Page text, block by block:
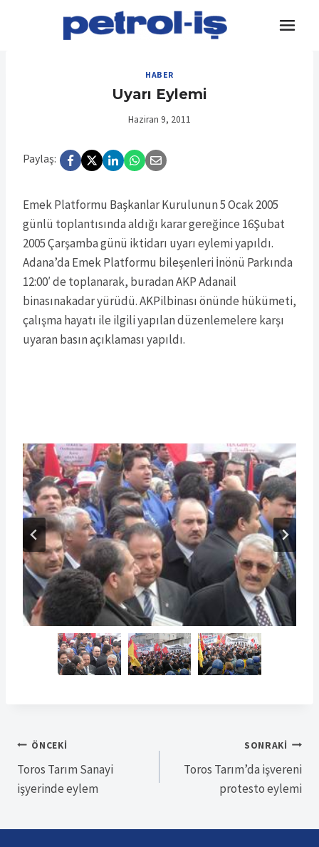
HABER
Uyarı Eylemi
Haziran 9, 2011
Paylaş:
Emek Platformu Başkanlar Kurulunun 5 Ocak 2005
günlü toplantısında aldığı karar gereğince 16Şubat
2005 Çarşamba günü iktidarı uyarı eylemi yapıldı.
Adana’da Emek Platformu bileşenleri İnönü Parkında
12:00′ de toplanarak, buradan AKP Adanail
binasınakadar yürüdü. AKPilbinası önünde hükümeti,
çalışma hayatı ile ilgili yapılan düzenlemelere karşı
uyaran basın açıklaması yapıldı.
Yazı
gezinmesi
ÖNCEKI
Toros Tarım Sanayi
işyerinde eylem
SONRAKI
Toros Tarım’da işvereni
protesto eylemi